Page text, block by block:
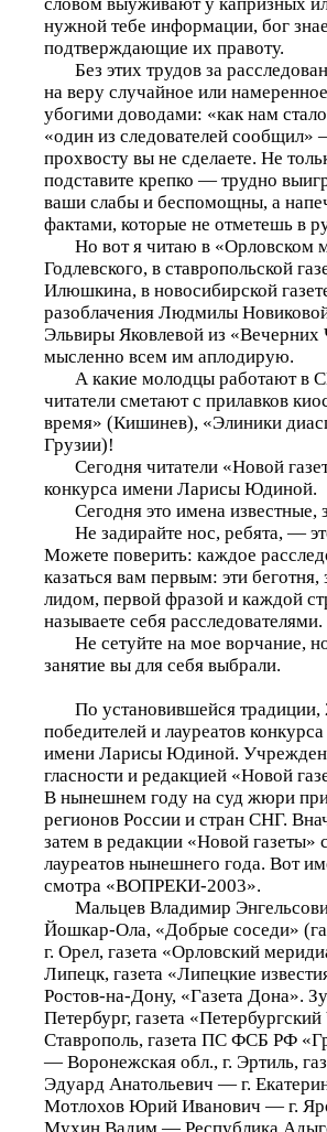
нужной тебе информации, бог
подтверждающие их правоту.
Без этих трудов за
на веру случайное или
убогими доводами: «как нам
«один из следователей
прохвосту вы не сделаете. Не
подставите крепко — трудно
ваши слабы и беспомощны, а
фактами, которые не отметешь в
Но вот я читаю в «Орловском
Годлевского, в ставропольской
Илюшкина, в новосибирской
разоблачения Людмилы
Эльвиры Яковлевой из «Вечерних
мысленно всем им аплодирую.
А какие молодцы работают в
читатели сметают с прилавков
время» (Кишинев), «Элиники
Грузии)!
Сегодня читатели «Новой
конкурса имени Ларисы Юдиной.
Сегодня это имена известные,
Не задирайте нос, ребята, —
Можете поверить: каждое
казаться вам первым: эти
лидом, первой фразой и каждой
называете себя расследователями.
Не сетуйте на мое ворчание, но
занятие вы для себя выбрали.
По установившейся традиции,
победителей и лауреатов
имени Ларисы Юдиной.
гласности и редакцией «Новой
В нынешнем году на суд жюри
регионов России и стран СНГ.
затем в редакции «Новой газеты»
лауреатов нынешнего года. Вот
смотра «ВОПРЕКИ-2003».
Мальцев Владимир
Йошкар-Ола, «Добрые соседи»
г. Орел, газета «Орловский
Липецк, газета «Липецкие
Ростов-на-Дону, «Газета Дона».
Петербург, газета
Ставрополь, газета ПС ФСБ РФ
— Воронежская обл., г. Эртиль,
Эдуард Анатольевич — г.
Мотлохов Юрий Иванович — г.